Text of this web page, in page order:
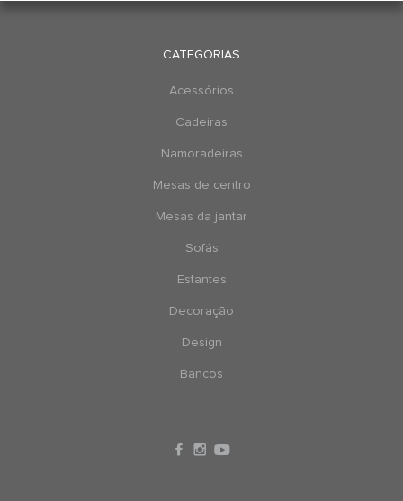
CATEGORIAS
Acessórios
Cadeiras
Namoradeiras
Mesas de centro
Mesas da jantar
Sofás
Estantes
Decoração
Design
Bancos